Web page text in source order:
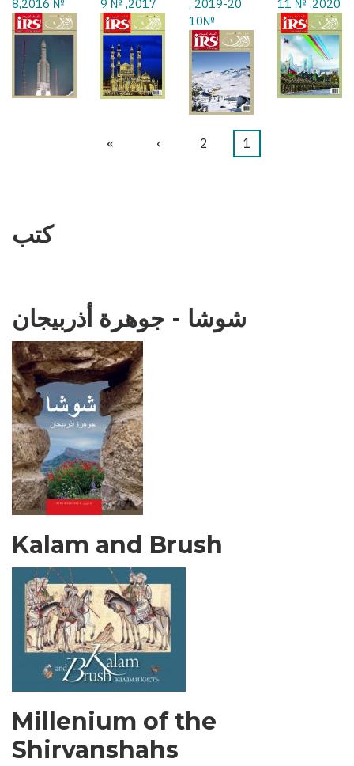
2020, № 11
2019-20 ,
№10
2017, № 9
№ 8,2016
Pagination
Current
1 الصفحة
2
Next›
Last
»
كتب
شوشا - جوهرة أذربيجان
Kalam and Brush
Millenium of the
Shirvanshahs